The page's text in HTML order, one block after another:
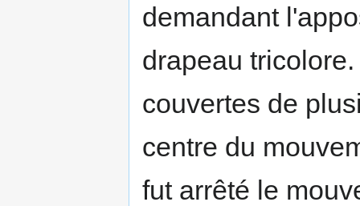
demandant
drapeau
couvertes de
centre du
fut arrêté le